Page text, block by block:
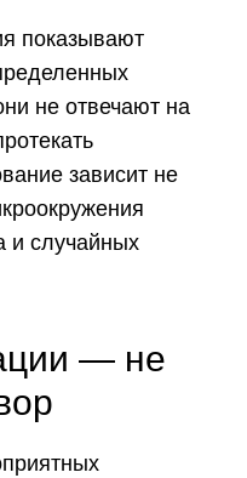
показывают
не отвечают на
зависит не
и случайных
— не